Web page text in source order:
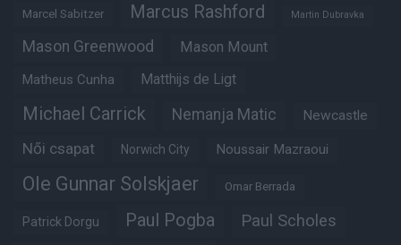
Marcel Sabitzer Marcus Rashford Martin Dubravka
Mason Greenwood Mason Mount
Matheus Cunha Matthijs de Ligt
Michael Carrick Nemanja Matic Newcastle
Női csapat Norwich City Noussair Mazraoui
Ole Gunnar Solskjaer Omar Berrada
Patrick Dorgu Paul Pogba Paul Scholes